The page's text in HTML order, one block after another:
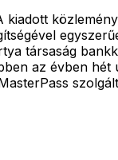
társaság
az évben